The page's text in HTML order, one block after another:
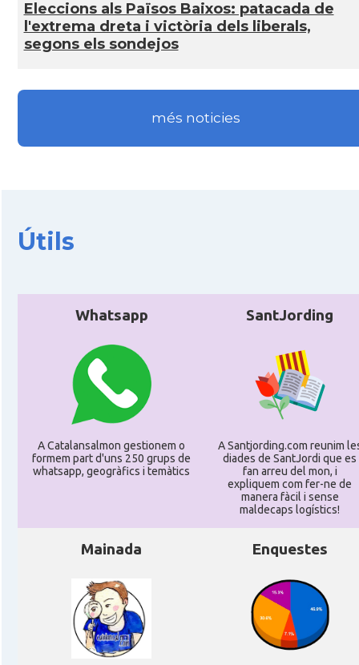
Eleccions als Països Baixos: patacada de
l'extrema dreta i victòria dels liberals,
segons els sondejos
més noticies
Útils
Whatsapp
A Catalansalmon gestionem o
formem part d'uns 250 grups de
whatsapp, geogràfics i temàtics
SantJording
A Santjording.com reunim
diades de SantJordi que es
fan arreu del mon, i
expliquem com fer-ne de
manera fàcil i sense
maldecaps logí­stics!
Mainada Enquestes